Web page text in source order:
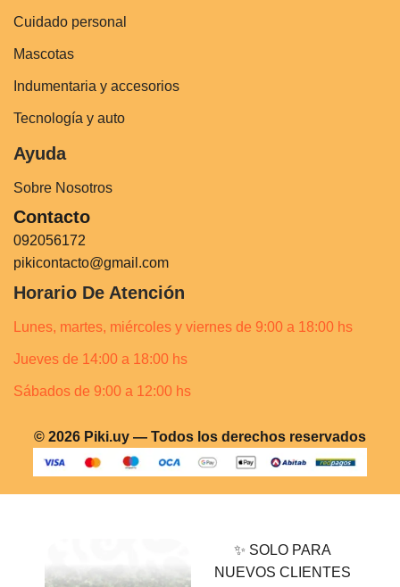
Cuidado personal
Mascotas
Indumentaria y accesorios
Tecnología y auto
Ayuda
Sobre Nosotros
Contacto
092056172
pikicontacto@gmail.com
Horario De Atención
Lunes, martes, miércoles y viernes de 9:00 a 18:00 hs
Jueves de 14:00 a 18:00 hs
Sábados de 9:00 a 12:00 hs
© 2026 Piki.uy — Todos los derechos reservados
✨ SOLO PARA
NUEVOS CLIENTES